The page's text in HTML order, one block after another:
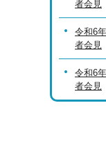
者会見
令和6
者会見
令和6
者会見